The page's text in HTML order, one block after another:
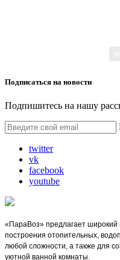
Подписаться на новости
Подпишитесь на нашу
twitter
vk
facebook
youtube
«ПараВоз» предлагает широкий
построения отопительных,
любой сложности, а также для
уютной ванной комнаты.